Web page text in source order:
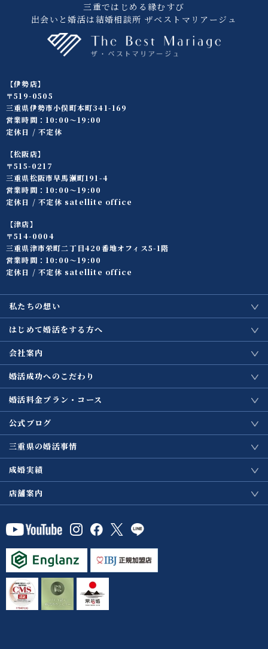
三重ではじめる縁むすび
出会いと婚活は結婚相談所 ザベストマリアージュ
【伊勢店】
〒519-0505
三重県伊勢市小俣町本町341-169
営業時間：10:00〜19:00
定休日 / 不定休
【松阪店】
〒515-0217
三重県松阪市早馬瀬町191-4
営業時間：10:00〜19:00
定休日 / 不定休 satellite office
【津店】
〒514-0004
三重県津市栄町二丁目420番地オフィス5-1階
営業時間：10:00〜19:00
定休日 / 不定休 satellite office
私たちの想い
はじめて婚活をする方へ
会社案内
婚活成功へのこだわり
婚活料金プラン・コース
公式ブログ
三重県の婚活事情
成婚実績
店舗案内